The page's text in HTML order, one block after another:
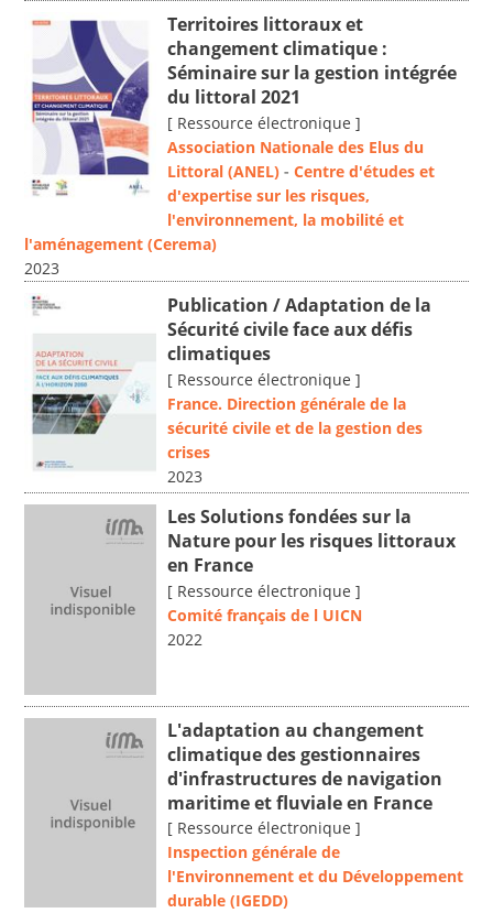
Territoires littoraux et
changement climatique :
Séminaire sur la gestion intégrée
du littoral 2021
[ Ressource électronique ]
Association Nationale des Elus du
Littoral (ANEL) - Centre d'études et
d'expertise sur les risques,
l'environnement, la mobilité et
l'aménagement (Cerema)
2023
Publication / Adaptation de la
Sécurité civile face aux défis
climatiques
[ Ressource électronique ]
France. Direction générale de la
sécurité civile et de la gestion des
crises
2023
Les Solutions fondées sur la
Nature pour les risques littoraux
en France
[ Ressource électronique ]
Comité français de l UICN
2022
L'adaptation au changement
climatique des gestionnaires
d'infrastructures de navigation
maritime et fluviale en France
[ Ressource électronique ]
Inspection générale de
l'Environnement et du Développement
durable (IGEDD)